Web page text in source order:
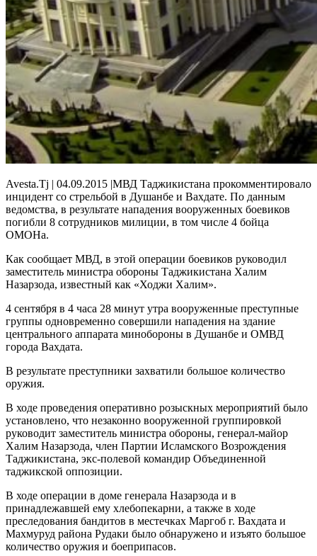
Avesta.Tj | 04.09.2015 |МВД Таджикистана прокомментировало
инцидент со стрельбой в Душанбе и Вахдате. По данным
ведомства, в результате нападения вооруженных боевиков
погибли 8 сотрудников милиции, в том числе 4 бойца
ОМОНа.
Как сообщает МВД, в этой операции боевиков руководил
заместитель министра обороны Таджикистана Халим
Назарзода, известный как «Ходжи Халим».
4 сентября в 4 часа 28 минут утра вооруженные преступные
группы одновременно совершили нападения на здание
центрального аппарата минобороны в Душанбе и ОМВД
города Вахдата.
В результате преступники захватили большое количество
оружия.
В ходе проведения оперативно розыскных мероприятий было
установлено, что незаконно вооруженной группировкой
руководит заместитель министра обороны, генерал-майор
Халим Назарзода, член Партии Исламского Возрождения
Таджикистана, экс-полевой командир Объединенной
таджикской оппозиции.
В ходе операции в доме генерала Назарзода и в
принадлежавшей ему хлебопекарни, а также в ходе
преследования бандитов в местечках Маргоб г. Вахдата и
Махмуруд района Рудаки было обнаружено и изъято большое
количество оружия и боеприпасов.